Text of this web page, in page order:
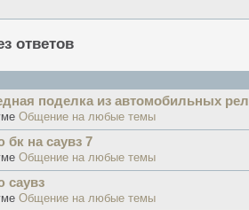
ответов
поделка из автомобильных
Общение на любые темы
бк на саувз 7
Общение на любые темы
саувз
Общение на любые темы